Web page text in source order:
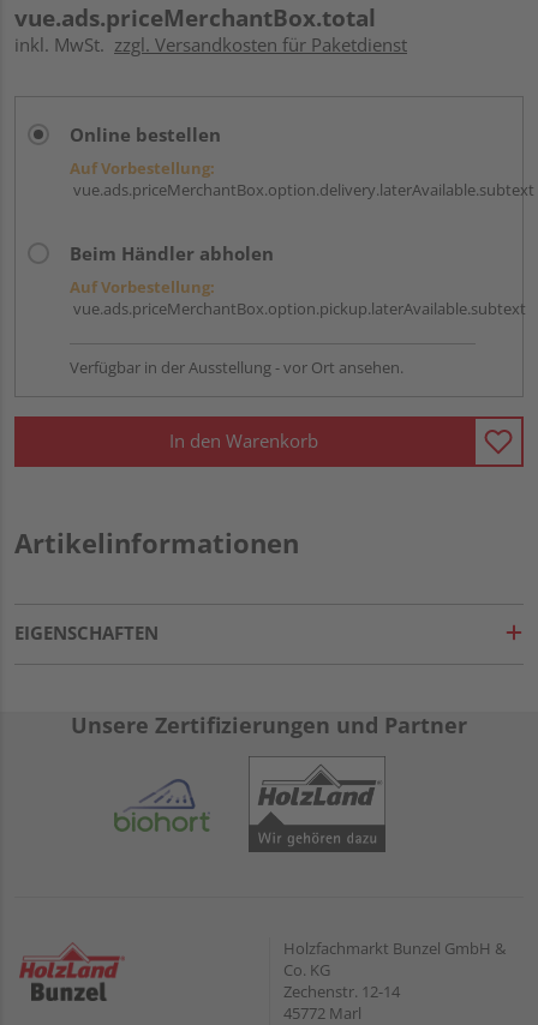
vue.ads.priceMerchantBox.total
inkl. MwSt. zzgl. Versandkosten für Paketdienst
Online bestellen
Auf Vorbestellung:
vue.ads.priceMerchantBox.option.delivery.laterAvailable.subtext
Beim Händler abholen
Auf Vorbestellung:
vue.ads.priceMerchantBox.option.pickup.laterAvailable.subtext
Verfügbar in der Ausstellung - vor Ort ansehen.
In den Warenkorb
Artikelinformationen
EIGENSCHAFTEN
Unsere Zertifizierungen und Partner
Holzfachmarkt Bunzel GmbH &
Co. KG
Zechenstr. 12-14
45772 Marl